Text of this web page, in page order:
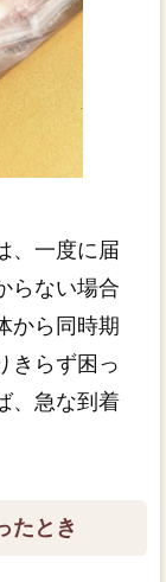
、一度に届
らない場合
から同時期
きらず困っ
、急な到着
たとき